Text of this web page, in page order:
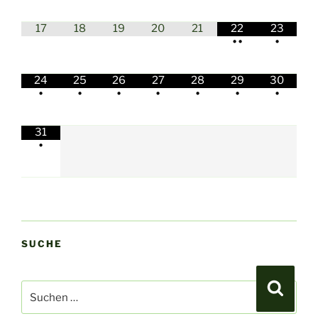
17 18 19 20 21
22
••
23
•
24
•
25
•
26
•
27
•
28
•
29
•
30
•
31
•
SUCHE
Suchen
nach: